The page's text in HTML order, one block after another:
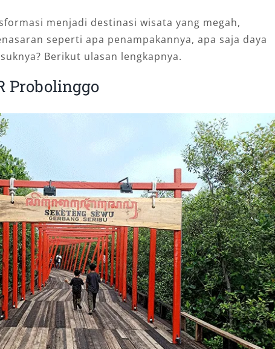
menjadi destinasi wisata yang megah,
seperti apa penampakannya, apa saja daya
Berikut ulasan lengkapnya.
Probolinggo